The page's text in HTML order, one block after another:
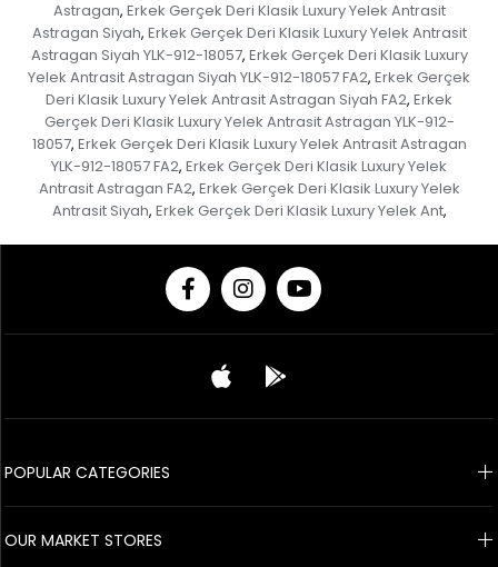
Astragan, Erkek Gerçek Deri Klasik Luxury Yelek Antrasit
Astragan Siyah, Erkek Gerçek Deri Klasik Luxury Yelek Antrasit
Astragan Siyah YLK-912-18057, Erkek Gerçek Deri Klasik Luxury
Yelek Antrasit Astragan Siyah YLK-912-18057 FA2, Erkek Gerçek
Deri Klasik Luxury Yelek Antrasit Astragan Siyah FA2, Erkek
Gerçek Deri Klasik Luxury Yelek Antrasit Astragan YLK-912-
18057, Erkek Gerçek Deri Klasik Luxury Yelek Antrasit Astragan
YLK-912-18057 FA2, Erkek Gerçek Deri Klasik Luxury Yelek
Antrasit Astragan FA2, Erkek Gerçek Deri Klasik Luxury Yelek
Antrasit Siyah, Erkek Gerçek Deri Klasik Luxury Yelek Ant,
POPULAR CATEGORIES
OUR MARKET STORES